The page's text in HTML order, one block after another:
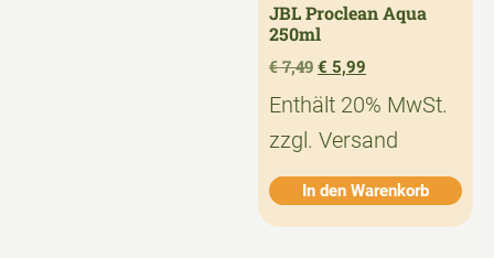
JBL Proclean Aqua
250ml
€7,49 € 5,99
Enthält 20% MwSt.
zzgl. Versand
In den Warenkorb